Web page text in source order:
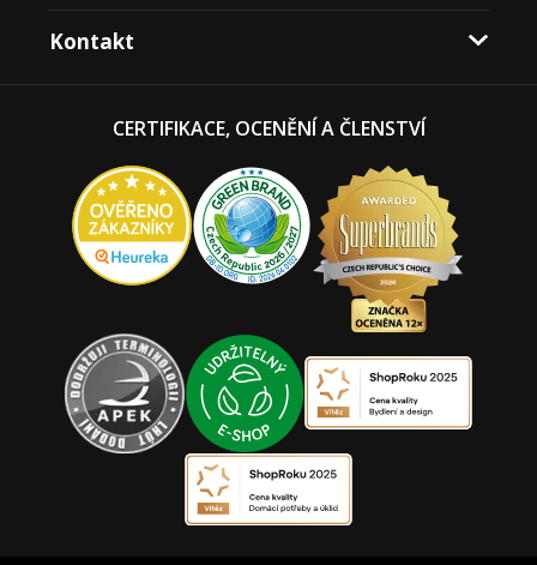
Kontakt
CERTIFIKACE, OCENĚNÍ A ČLENSTVÍ